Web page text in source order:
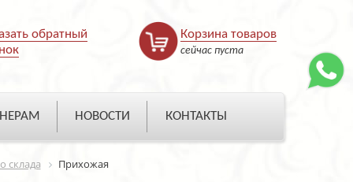
обратный
Корзина товаров
сейчас пуста
НОВОСТИ КОНТАКТЫ
склада Прихожая